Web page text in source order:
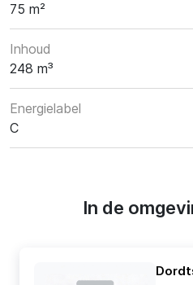
75 m²
Inhoud
248 m³
Energielabel
C
In de